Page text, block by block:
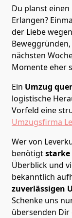
Du planst
Erlangen?
der Liebe
Beweggründen,
nächsten
Momente eher
Ein Umzug
logistische
Vorfeld eine
Umzugsfirma
Wer von
benötigtstarke
Überblick und
bekanntlich
zuverlässigen
Schenke uns
übersenden